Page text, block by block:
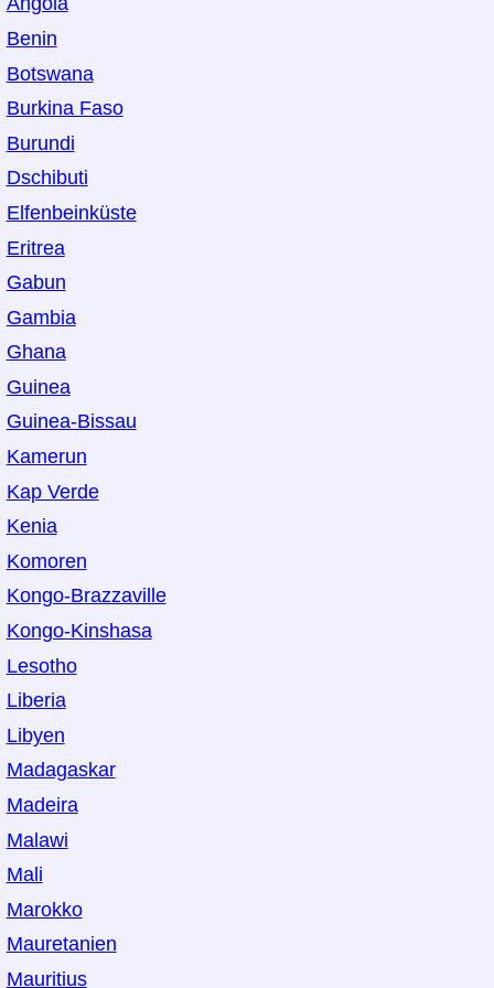
Benin
Botswana
Burkina Faso
Burundi
Dschibuti
Elfenbeinküste
Eritrea
Gabun
Gambia
Ghana
Guinea
Guinea-Bissau
Kamerun
Kap Verde
Kenia
Komoren
Kongo-Brazzaville
Kongo-Kinshasa
Lesotho
Liberia
Libyen
Madagaskar
Madeira
Malawi
Mali
Marokko
Mauretanien
Mauritius